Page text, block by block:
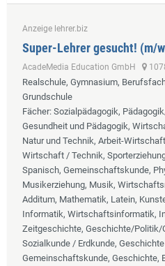
Anzeige lehrer.biz
Super-Lehrer gesucht! (m/
AcadeMedia Education GmbH
Realschule, Gymnasium,
Grundschule
Fächer: Sozialpädagogik,
Gesundheit und Pädagogik,
Natur und Technik, Arbeit-
Wirtschaft / Technik,
Spanisch, Gemeinschaftskunde,
Musikerziehung, Musik,
Additum, Mathematik, Latein,
Informatik, Wirtschaftsinformatik,
Zeitgeschichte, Geschichte/Politik/
Sozialkunde / Erdkunde,
Gemeinschaftskunde, Geschichte,